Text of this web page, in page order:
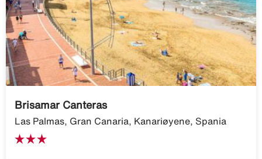
Brisamar Canteras
Las Palmas, Gran Canaria, Kanariøyene, Spania